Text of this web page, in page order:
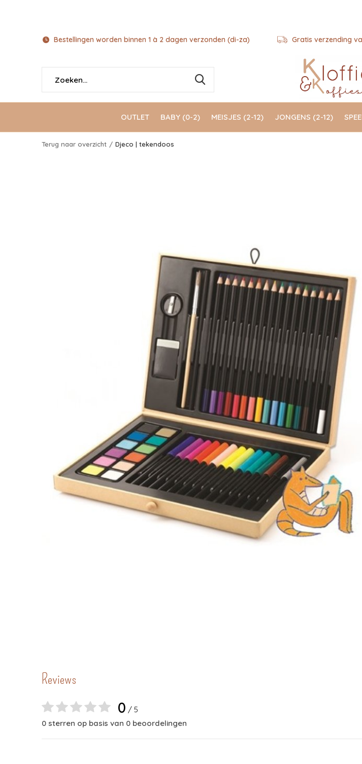
OUTLET BABY (0-2) MEISJES (2-12) JONGENS (2-12)
Bestellingen worden binnen 1 à 2 dagen verzonden (di-za) Gratis verzending
Terug naar overzicht Djeco | tekendoos
Reviews
0 / 5
0 sterren op basis van 0 beoordelingen